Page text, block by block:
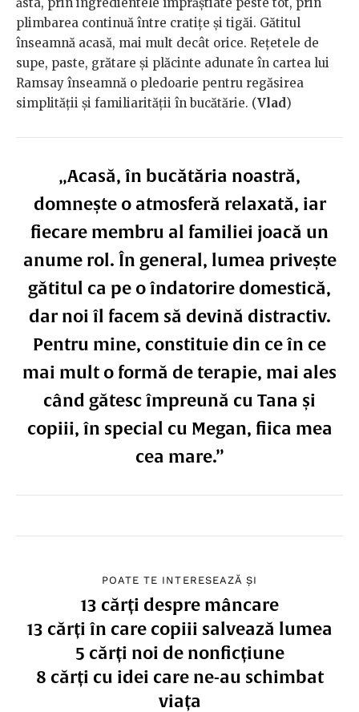
plimbarea continuă între cratițe și tigăi. Gătitul
înseamnă acasă, mai mult decât orice. Rețetele de
supe, paste, grătare și plăcinte adunate în cartea lui
Ramsay înseamnă o pledoarie pentru regăsirea
simplității și familiarității în bucătărie. (Vlad)
„Acasă, în bucătăria noastră,
domnește o atmosferă relaxată, iar
fiecare membru al familiei joacă un
anume rol. În general, lumea privește
gătitul ca pe o îndatorire domestică,
dar noi îl facem să devină distractiv.
Pentru mine, constituie din ce în ce
mai mult o formă de terapie, mai ales
când gătesc împreună cu Tana și
copiii, în special cu Megan, fiica mea
cea mare.”
POATE TE INTERESEAZĂ ȘI
13 cărți despre mâncare
13 cărți în care copiii salvează lumea
5 cărți noi de nonficțiune
8 cărți cu idei care ne-au schimbat
viața